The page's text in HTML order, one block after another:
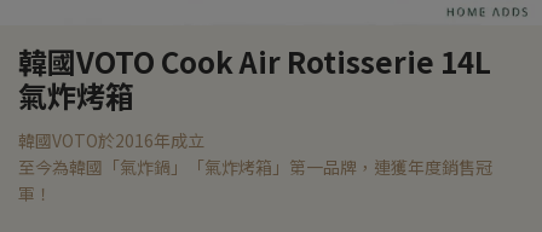
韓國VOTO Cook Air Rotisserie 14L
氣炸烤箱
韓國VOTO於2016年成立
至今為韓國「氣炸鍋」「氣炸烤箱」第一品牌，連獲年度銷售冠
軍！